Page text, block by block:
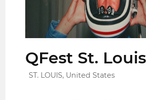
QFest St. Louis
ST. LOUIS, United States